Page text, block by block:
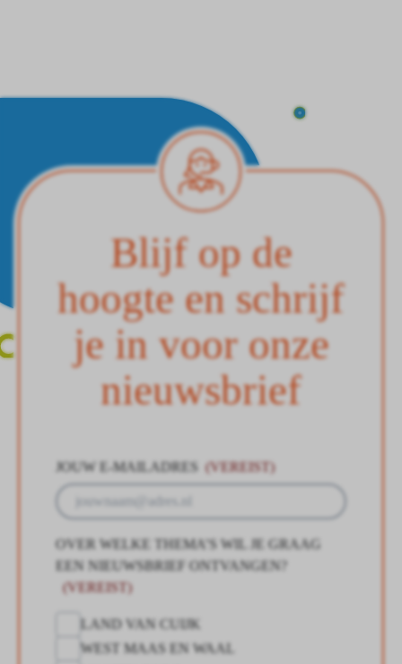
Blijf op de
hoogte en schrijf
je in voor onze
nieuwsbrief
JOUW E-MAILADRES (VEREIST)
OVER WELKE THEMA’S WIL JE GRAAG
EEN NIEUWSBRIEF ONTVANGEN?
(VEREIST)
LAND VAN CUIJK
WEST MAAS EN WAAL